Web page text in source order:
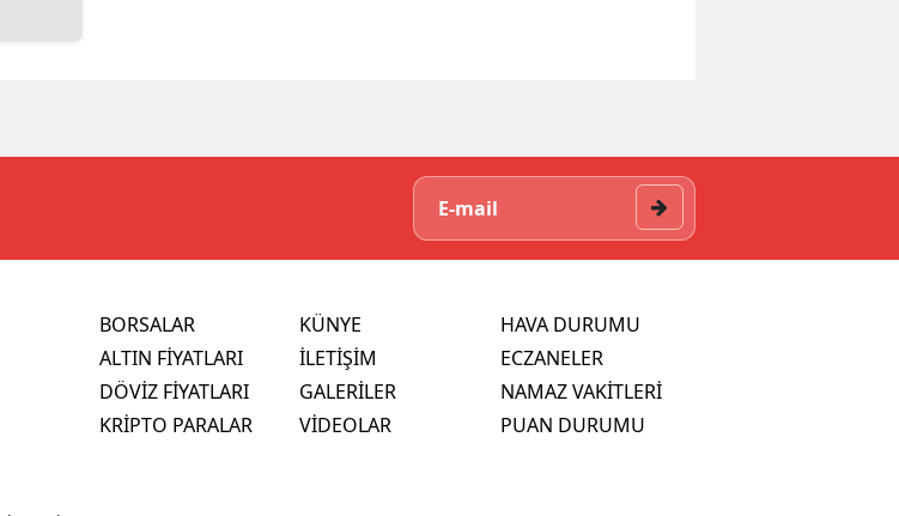
BORSALAR
ALTIN FİYATLARI
DÖVİZ FİYATLARI
KRİPTO PARALAR
KÜNYE
İLETİŞİM
GALERİLER
VİDEOLAR
HAVA DURUMU
ECZANELER
NAMAZ VAKİTLERİ
PUAN DURUMU